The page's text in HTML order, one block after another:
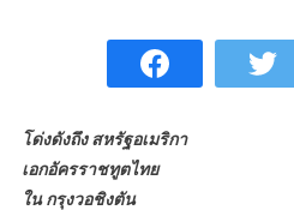
โด่งดังถึง สหรัฐอเมริกา
เอกอัครราชทูตไทย
ใน กรุงวอชิงตัน